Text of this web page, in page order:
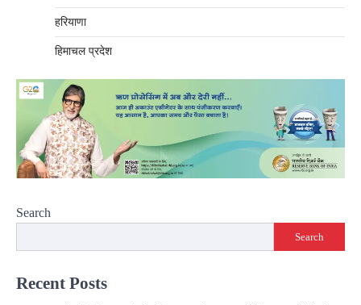
हरियाणा
हिमाचल प्रदेश
Search
Search
Recent Posts